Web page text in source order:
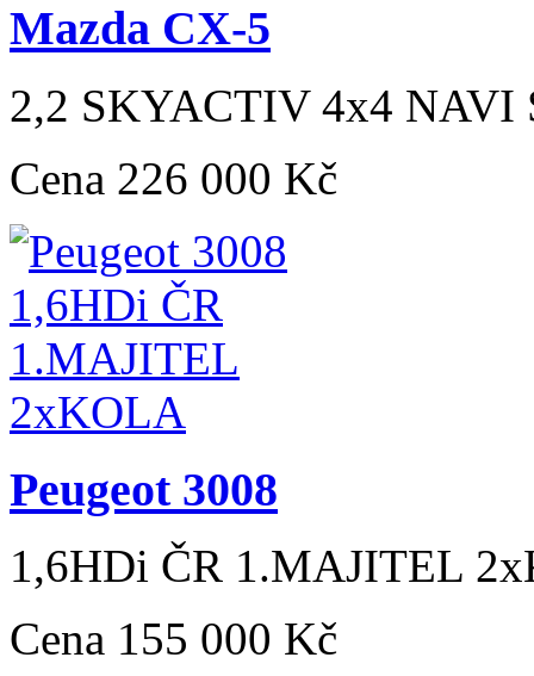
Mazda CX-5
2,2 SKYACTIV 4x4 NAVI
Cena 226 000 Kč
Peugeot 3008
1,6HDi ČR 1.MAJITEL
Cena 155 000 Kč